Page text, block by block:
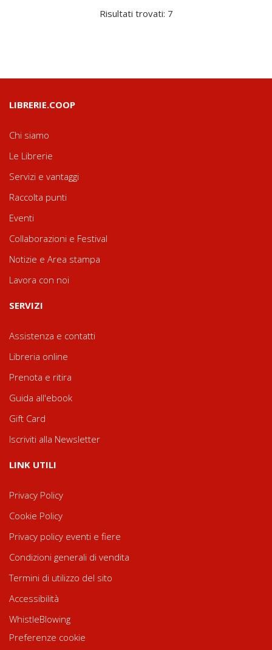
Risultati trovati: 7
LIBRERIE.COOP
Chi siamo
Le Librerie
Servizi e vantaggi
Raccolta punti
Eventi
Collaborazioni e Festival
Notizie e Area stampa
Lavora con noi
SERVIZI
Assistenza e contatti
Libreria online
Prenota e ritira
Guida all'ebook
Gift Card
Iscriviti alla Newsletter
LINK UTILI
Privacy Policy
Cookie Policy
Privacy policy eventi e fiere
Condizioni generali di vendita
Termini di utilizzo del sito
Accessibilità
WhistleBlowing
Preferenze cookie